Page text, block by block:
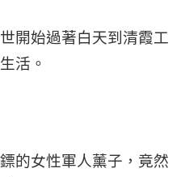
開始過著白天到清霞工
活。
的女性軍人薰子，竟然